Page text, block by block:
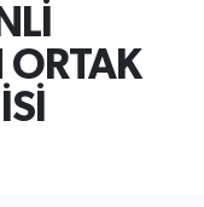
ORTAK